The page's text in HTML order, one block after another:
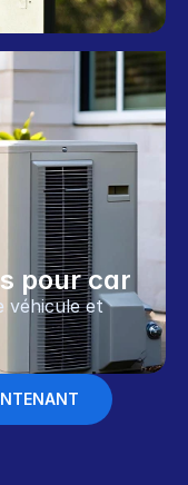
pour carport
véhicule et